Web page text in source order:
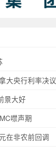
大央行利率决议
景大好
噤声期
在非农前回调